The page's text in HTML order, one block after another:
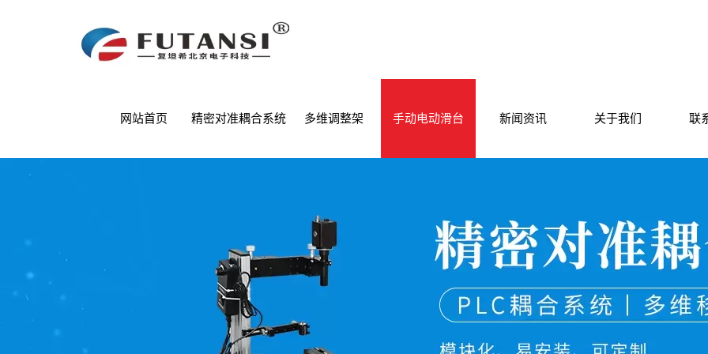
网站首页 精密对准耦合系统 多维调整架 手动电动滑台 新闻资讯 关于我们 联